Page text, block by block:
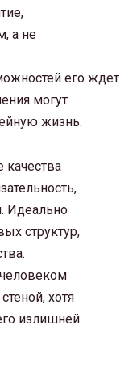
а не
его ждет
могут
жизнь.
качества
Идеально
структур,
хотя
излишней